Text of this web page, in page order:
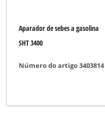
Aparador de sebes a gasolina
SHT 3400
Número do artigo 3403814